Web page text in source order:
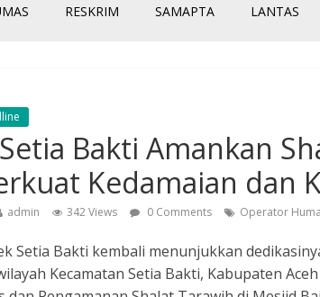
RESKRIM SAMAPTA LANTAS
Bakti Amankan
Kedamaian dan
admin 342 Views 0 Comments Operator
Setia Bakti kembali menunjukkan
Kecamatan Setia Bakti, Kabupaten